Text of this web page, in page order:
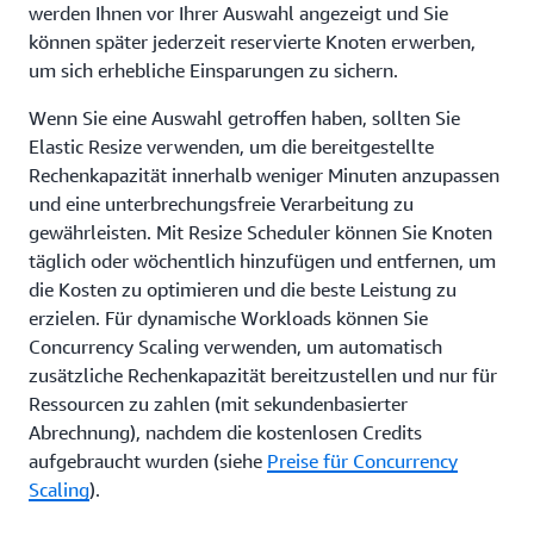
werden Ihnen vor Ihrer Auswahl angezeigt und Sie
können später jederzeit reservierte Knoten erwerben,
um sich erhebliche Einsparungen zu sichern.
Wenn Sie eine Auswahl getroffen haben, sollten Sie
Elastic Resize verwenden, um die bereitgestellte
Rechenkapazität innerhalb weniger Minuten anzupassen
und eine unterbrechungsfreie Verarbeitung zu
gewährleisten. Mit Resize Scheduler können Sie Knoten
täglich oder wöchentlich hinzufügen und entfernen, um
die Kosten zu optimieren und die beste Leistung zu
erzielen. Für dynamische Workloads können Sie
Concurrency Scaling verwenden, um automatisch
zusätzliche Rechenkapazität bereitzustellen und nur für
Ressourcen zu zahlen (mit sekundenbasierter
Abrechnung), nachdem die kostenlosen Credits
aufgebraucht wurden (siehe Preise für Concurrency
Scaling).